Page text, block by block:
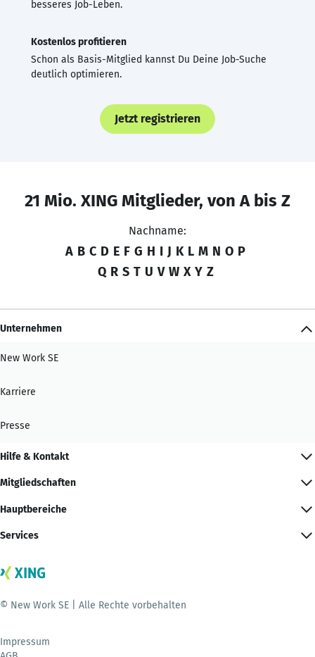
besseres Job-Leben.
Kostenlos profitieren
Schon als Basis-Mitglied kannst Du Deine Job-Suche
deutlich optimieren.
Jetzt registrieren
21 Mio. XING Mitglieder, von A bis Z
Nachname:
A B C D E F G H I J K L M N O P
Q R S T U V W X Y Z
Unternehmen
New Work SE
Karriere
Presse
Hilfe & Kontakt
Mitgliedschaften
Hauptbereiche
Services
© New Work SE | Alle Rechte vorbehalten
Impressum